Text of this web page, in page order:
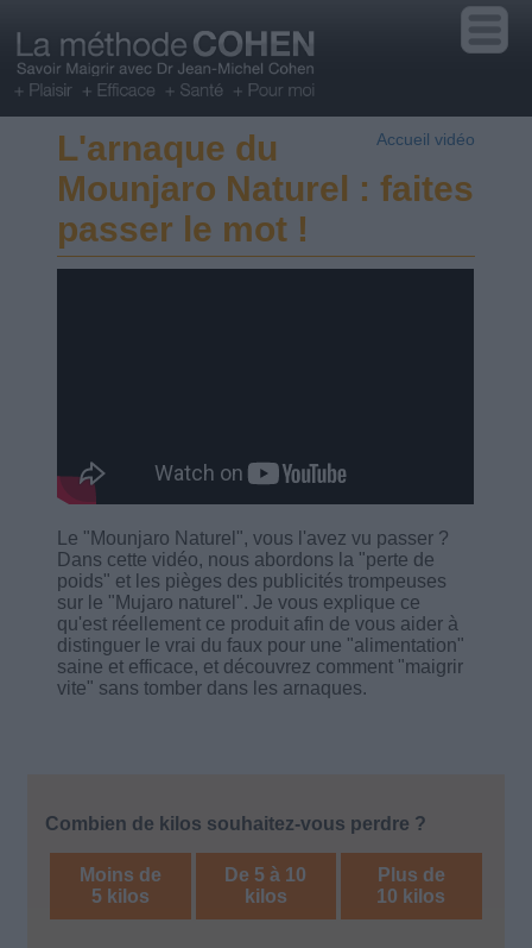
Accueil vidéo
L'arnaque du
Mounjaro Naturel : faites
passer le mot !
Le "Mounjaro Naturel", vous l'avez vu passer ?
Dans cette vidéo, nous abordons la "perte de
poids" et les pièges des publicités trompeuses
sur le "Mujaro naturel". Je vous explique ce
qu'est réellement ce produit afin de vous aider à
distinguer le vrai du faux pour une "alimentation"
saine et efficace, et découvrez comment "maigrir
vite" sans tomber dans les arnaques.
Combien de kilos souhaitez-vous perdre ?
Moins de
5 kilos
De 5 à 10
kilos
Plus de
10 kilos